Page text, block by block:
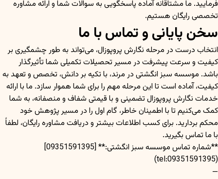
فرمایید. ما مشتاقانه آماده پاسخگویی به سوالات شما و ارائه مشاوره
تخصصی رایگان هستیم.
سخن پایانی و تماس با ما
انتخاب درست در مرحله نگارش پروپوزال، می‌تواند به طور چشمگیری بر
کیفیت و سرعت پیشرفت در مسیر تحصیلات تکمیلی شما تأثیرگذار
باشد. موسسه سبز انگشتی در مرند، با تکیه بر دانش، تخصص و تعهد به
کیفیت، آماده است تا این مرحله مهم را برای شما هموار سازد. ما با ارائه
خدمات نگارش پروپوزال تضمینی و با قیمتی شفاف و منصفانه، به شما
کمک می‌کنیم تا با اطمینان خاطر، گام اول را در مسیر پژوهش خود
محکم بردارید. برای کسب اطلاعات بیشتر و دریافت مشاوره رایگان، لطفاً
با ما تماس بگیرید.
**شماره تماس موسسه سبز انگشتی:** [09351591395]
(tel:09351591395)
—